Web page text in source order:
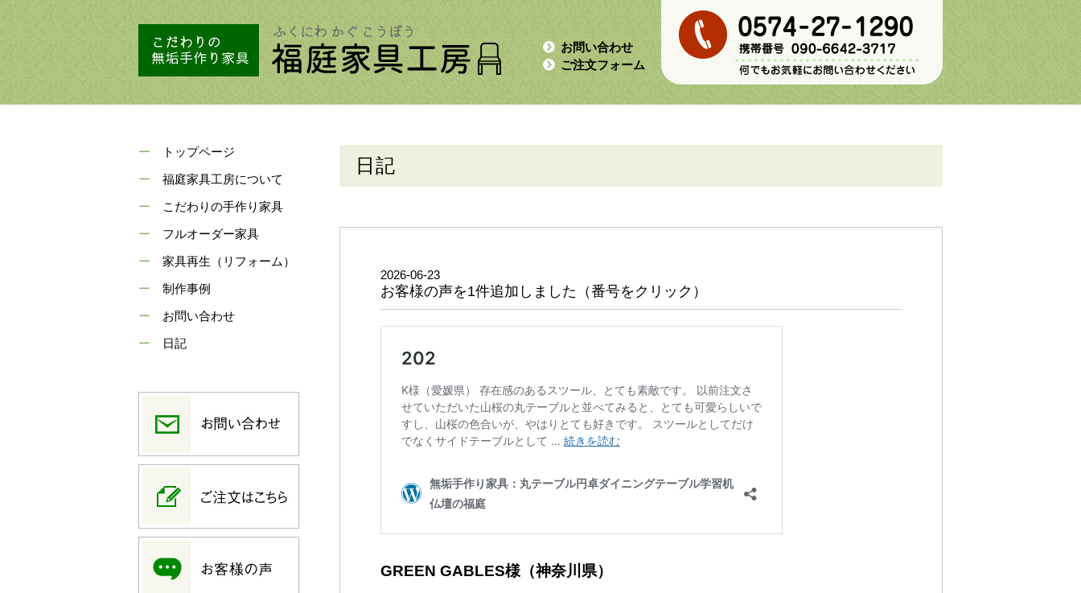
お問い合わせ
ご注文フォーム
トップページ
福庭家具工房について
こだわりの手作り家具
フルオーダー家具
家具再生（リフォーム）
制作事例
お問い合わせ
日記
日記
2026-06-23
お客様の声を1件追加しました（番号をクリック）
GREEN GABLES様（神奈川県）